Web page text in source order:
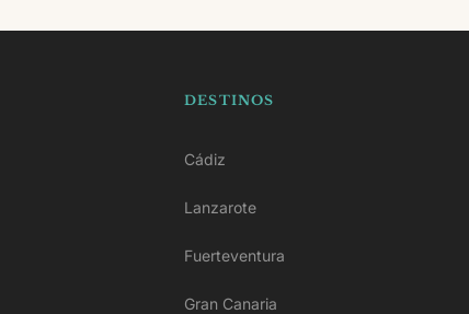
DESTINOS
Cádiz
Lanzarote
Fuerteventura
Gran Canaria